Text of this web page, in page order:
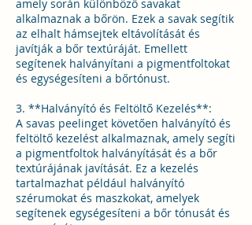
amely során különböző savakat
alkalmaznak a bőrön. Ezek a savak segítik
az elhalt hámsejtek eltávolítását és
javítják a bőr textúráját. Emellett
segítenek halványítani a pigmentfoltokat
és egységesíteni a bőrtónust.
3. **Halványító és Feltöltő Kezelés**:
A savas peelinget követően halványító és
feltöltő kezelést alkalmaznak, amely segíti
a pigmentfoltok halványítását és a bőr
textúrájának javítását. Ez a kezelés
tartalmazhat például halványító
szérumokat és maszkokat, amelyek
segítenek egységesíteni a bőr tónusát és